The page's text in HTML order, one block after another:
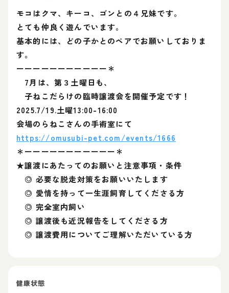
モコはクマ、キーコ、ゴンとの４兄妹です。
とても仲良く遊んでいます。
基本的には、どの子かとのペアでお願いしておりま
す。
ーーーーーーーーーーー＊
7月は、第３土曜日も、
子ねこだらけの臨時譲渡会を開催予定です！
2025.7/19.土曜13:00-16:00
会場のらねこさんの手術室にて
https://omusubi-pet.com/events/1666
＊ーーーーーーーーーーー＊
★譲渡にあたってのお願いと注意事項・条件
◎ 必要な脱走対策をお願いいたします
◎ 愛情を持って一生涯飼育してくださる方
◎ 完全室内飼い
◎ 譲渡後も近況報告をしてくださる方
◎ 譲渡費用についてご理解いただいている方
健康状態